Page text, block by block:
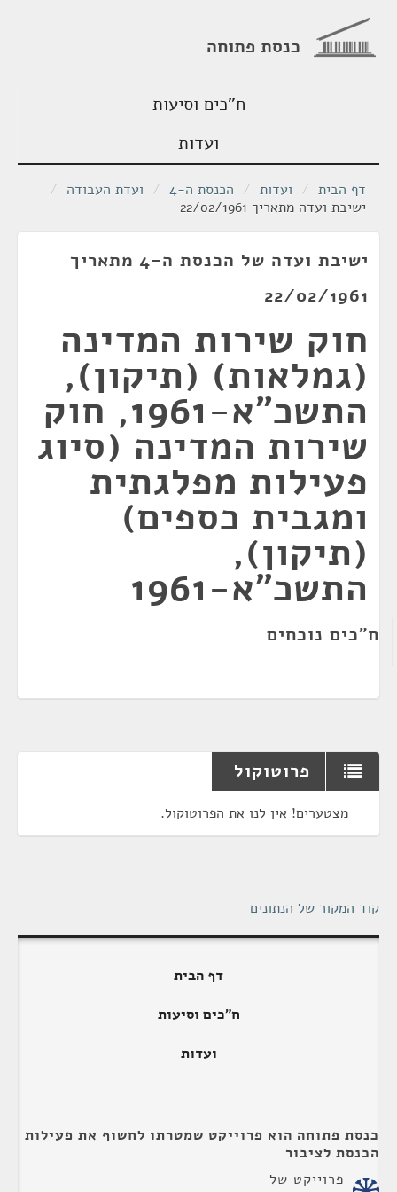
כנסת פתוחה
ח"כים וסיעות
ועדות
דף הבית / ועדות / הכנסת ה-4 / ועדת העבודה /
ישיבת ועדה מתאריך 22/02/1961
ישיבת ועדה של הכנסת ה-4 מתאריך
22/02/1961
חוק שירות המדינה
(גמלאות) (תיקון),
התשכ"א-1961, חוק
שירות המדינה (סיוג
פעילות מפלגתית
ומגבית כספים)
(תיקון),
התשכ"א-1961
ח"כים נוכחים
פרוטוקול
מצטערים! אין לנו את הפרוטוקול.
קוד המקור של הנתונים
דף הבית
ח"כים וסיעות
ועדות
כנסת פתוחה הוא פרוייקט שמטרתו לחשוף את פעילות
הכנסת לציבור
פרוייקט של